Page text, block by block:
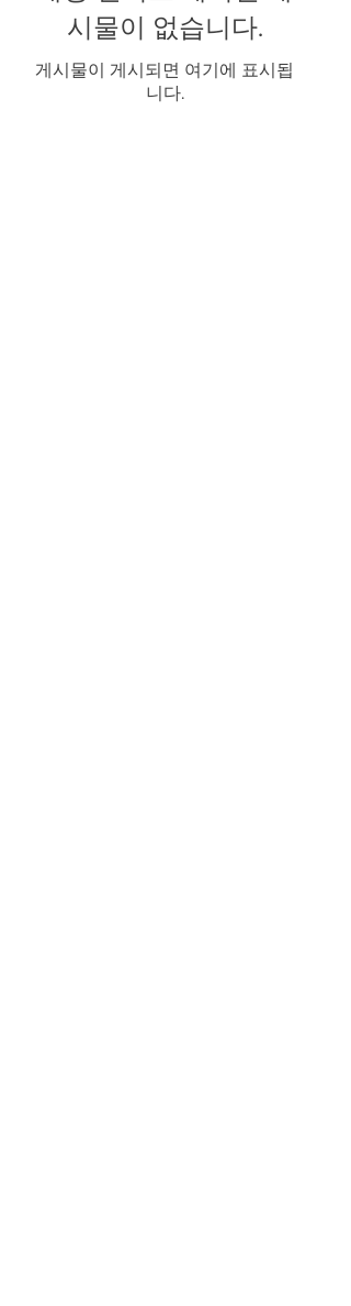
시물이 없습니다.
게시물이 게시되면 여기에 표시됩
니다.